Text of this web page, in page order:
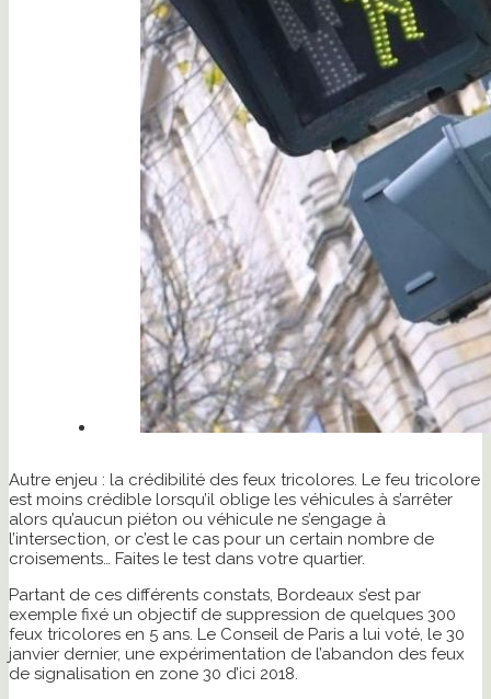
Autre enjeu : la crédibilité des feux tricolores. Le feu tricolore
est moins crédible lorsqu’il oblige les véhicules à s’arrêter
alors qu’aucun piéton ou véhicule ne s’engage à
l’intersection, or c’est le cas pour un certain nombre de
croisements… Faites le test dans votre quartier.
Partant de ces différents constats, Bordeaux s’est par
exemple fixé un objectif de suppression de quelques 300
feux tricolores en 5 ans. Le Conseil de Paris a lui voté, le 30
janvier dernier, une expérimentation de l’abandon des feux
de signalisation en zone 30 d’ici 2018.